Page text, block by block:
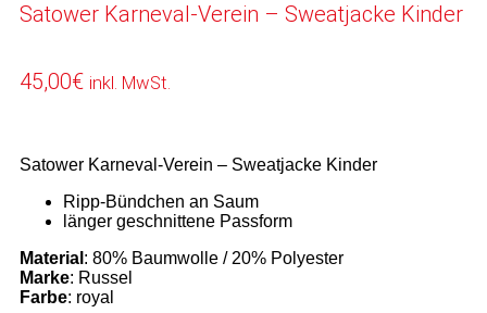
Satower Karneval-Verein – Sweatjacke Kinder
45,00€ inkl. MwSt.
Satower Karneval-Verein – Sweatjacke Kinder
Ripp-Bündchen an Saum
länger geschnittene Passform
Material : 80% Baumwolle / 20% Polyester
Marke: Russel
Farbe: royal